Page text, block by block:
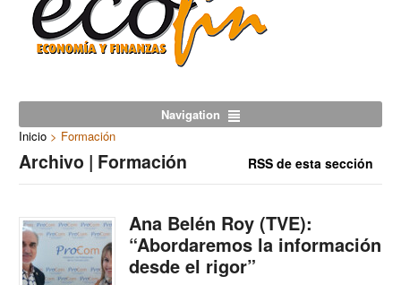
Navigation
Inicio > Formación
Archivo | Formación RSS de esta sección
Ana Belén Roy (TVE):
“Abordaremos la información
desde el rigor”